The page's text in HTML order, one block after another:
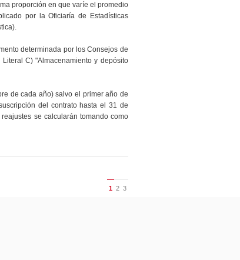
proporción en que varíe el promedio
por la Oficiaría de Estadísticas
determinada por los Consejos de
C) "Almacenamiento y depósito
de cada año) salvo el primer año de
del contrato hasta el 31 de
se calcularán tomando como
1 2 3